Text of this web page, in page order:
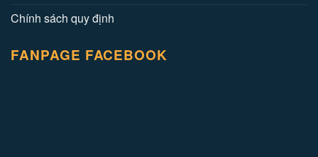
Chính sách quy định
FANPAGE FACEBOOK